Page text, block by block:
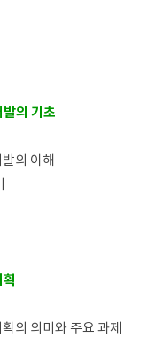
의 기초
의 이해
의 의미와 주요 과제